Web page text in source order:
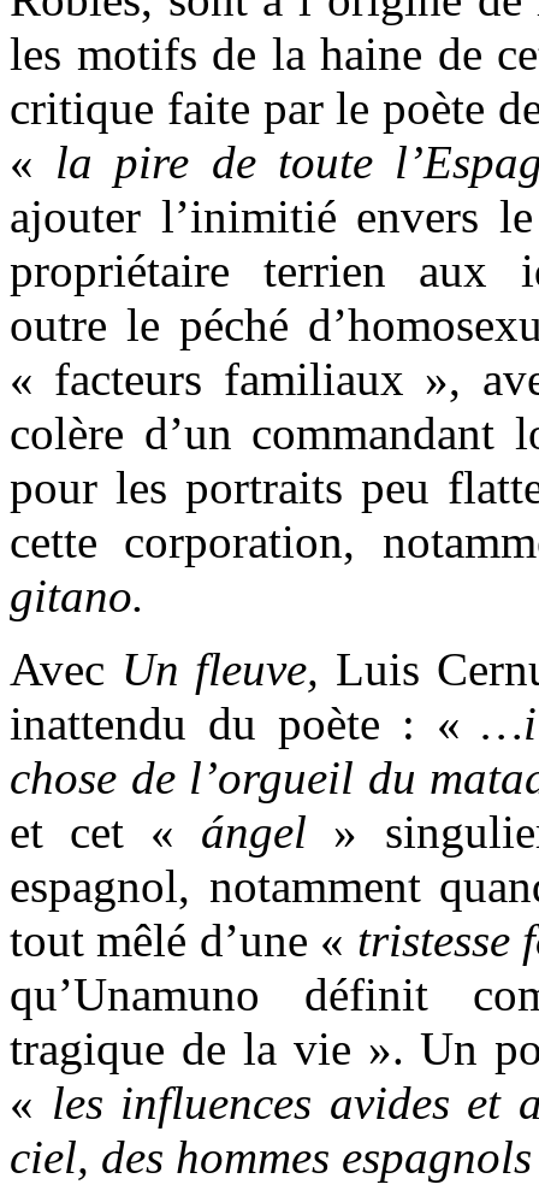
les motifs de la haine de
critique faite par le poète
« la pire de toute
ajouter l’inimitié envers
propriétaire terrien aux
outre le péché
« facteurs familiaux »,
colère d’un
pour les portraits peu
cette corporation,
gitano.
Avec Un fleuve, Luis
inattendu du poète : «
chose de l’orgueil du
et cet « ángel »
espagnol, notamment
tout mêlé d’une « tristesse
qu’Unamuno définit
tragique de la vie ». Un
« les influences avides et
ciel, des hommes